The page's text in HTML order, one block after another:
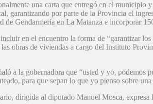
una carta que entregó en el municipio
garantizando por parte de la Provincia el
de Gendarmería en La Matanza e incorporar
en el encuentro la forma de “garantizar
obras de viviendas a cargo del Instituto
a la gobernadora que “usted y yo, podemos
para que sepan lo que yo pienso sobre
dirigida al diputado Manuel Mosca, expresa